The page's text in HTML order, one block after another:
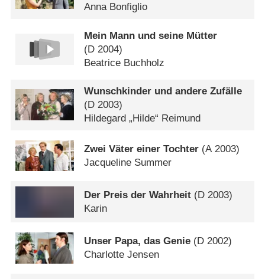
Anna Bonfiglio
Mein Mann und seine Mütter
(D 2004)
Beatrice Buchholz
Wunschkinder und andere Zufälle
(D 2003)
Hildegard „Hilde“ Reimund
Zwei Väter einer Tochter (A2003)
Jacqueline Summer
Der Preis der Wahrheit (D 2003)
Karin
Unser Papa, das Genie (D 2002)
Charlotte Jensen